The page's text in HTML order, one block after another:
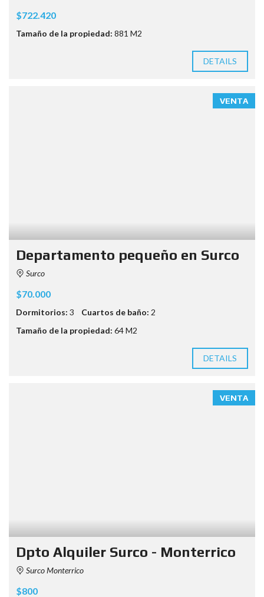
$722.420
Tamaño de la propiedad: 881 M2
DETAILS
VENTA
Departamento pequeño en Surco
Surco
$70.000
Dormitorios: 3 Cuartos de baño: 2
Tamaño de la propiedad: 64 M2
DETAILS
VENTA
Dpto Alquiler Surco - Monterrico
Surco Monterrico
$800